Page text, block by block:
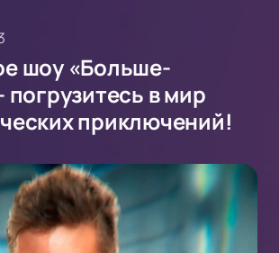
шоу «Больше-
в мир
приключений!